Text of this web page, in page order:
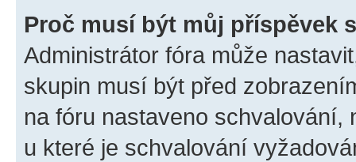
Proč musí být můj příspěvek
Administrátor fóra může
skupin musí být před
na fóru nastaveno schvalování,
u které je schvalování